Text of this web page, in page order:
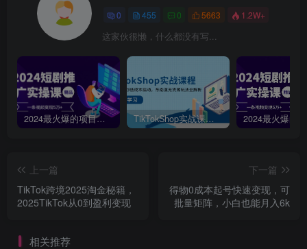
0 455 0 5663 1.2W+
这家伙很懒，什么都没有写...
2024最火爆的项目短剧推广实操课，一条视频变现5万+【附软件工具】 TikTokShop实战课程，手把手教你低成本启动，东南亚无货源玩法全解析
上一篇
TikTok跨境2025淘金秘籍，​
2025TikTok从0到盈利变现
下一篇
得物0成本起号快速变现，可
批量矩阵，小白也能月入6k
相关推荐